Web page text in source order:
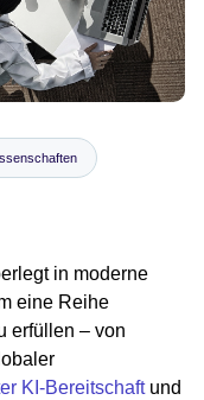
in moderne
eine Reihe
erfüllen – von
KI-Bereitschaftund